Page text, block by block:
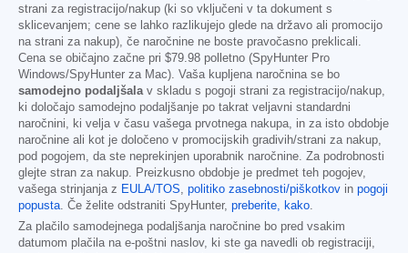
strani za registracijo/nakup (ki so vključeni v ta dokument s
sklicevanjem; cene se lahko razlikujejo glede na državo ali promocijo
na strani za nakup), če naročnine ne boste pravočasno preklicali.
Cena se običajno začne pri $79.98 polletno (SpyHunter Pro
Windows/SpyHunter za Mac). Vaša kupljena naročnina se bo
samodejno podaljšalav skladu s pogoji strani za registracijo/nakup,
ki določajo samodejno podaljšanje po takrat veljavni standardni
naročnini, ki velja v času vašega prvotnega nakupa, in za isto obdobje
naročnine ali kot je določeno v promocijskih gradivih/strani za nakup,
pod pogojem, da ste neprekinjen uporabnik naročnine. Za podrobnosti
glejte stran za nakup. Preizkusno obdobje je predmet teh pogojev,
vašega strinjanja z EULA/TOS, politiko zasebnosti/piškotkov in pogoji
popusta. Če želite odstraniti SpyHunter, preberite, kako.
Za plačilo samodejnega podaljšanja naročnine bo pred vsakim
datumom plačila na e-poštni naslov, ki ste ga navedli ob registraciji,